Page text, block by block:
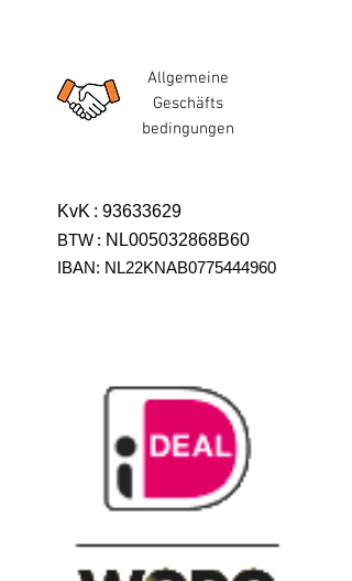
Allgemeine
Geschäfts
bedingungen
KvK : 93633629
BTW : NL005032868B60
IBAN: NL22KNAB0775444960